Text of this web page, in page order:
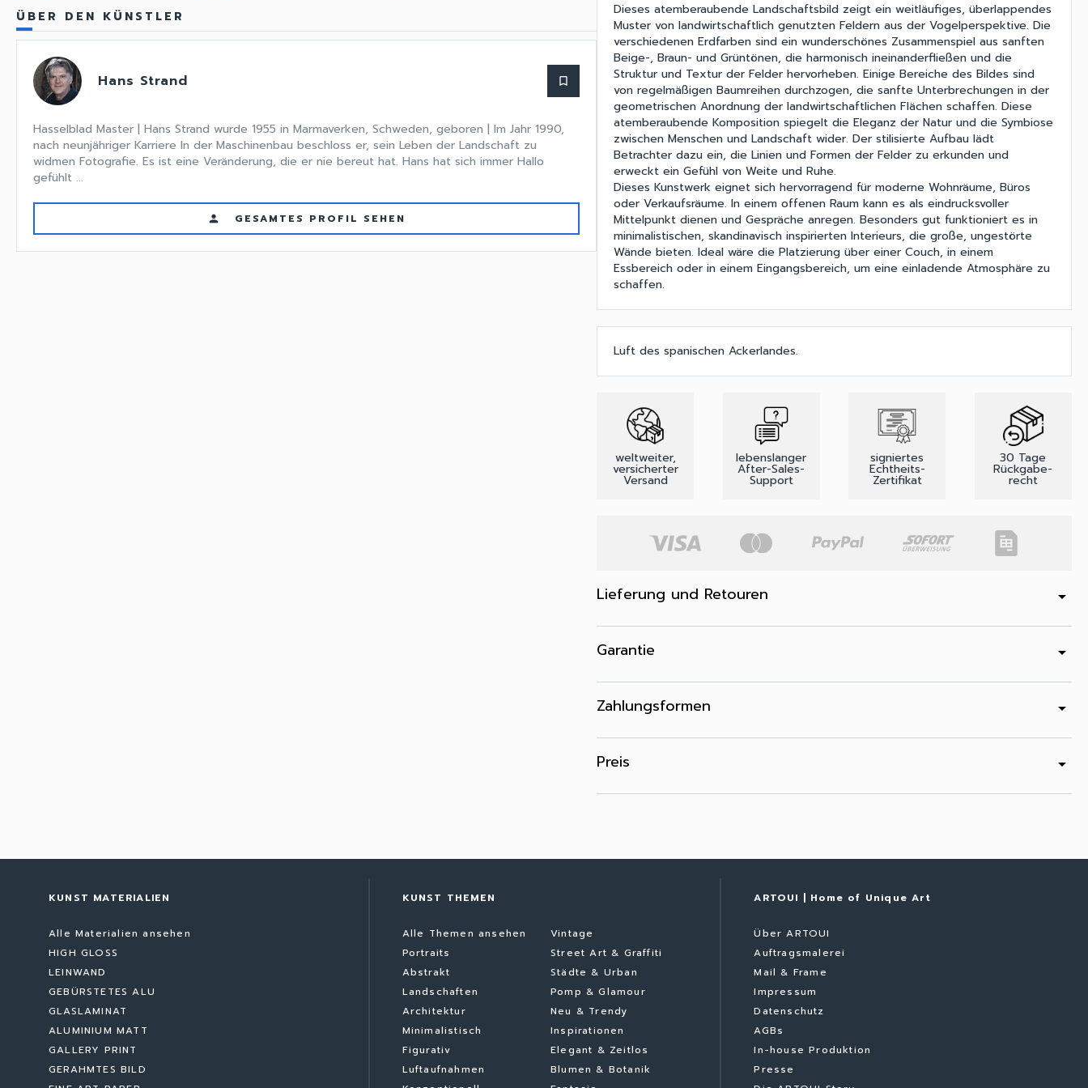
ÜBER DEN KÜNSTLER
Hans Strand bookmark_border
Hasselblad Master | Hans Strand wurde 1955 in Marmaverken, Schweden, geboren | Im Jahr 1990,
nach neunjähriger Karriere In der Maschinenbau beschloss er, sein Leben der Landschaft zu
widmen Fotografie. Es ist eine Veränderung, die er nie bereut hat. Hans hat sich immer Hallo
gefühlt ...
person GESAMTES PROFIL SEHEN
Dieses atemberaubende Landschaftsbild zeigt ein weitläufiges, überlappendes
Muster von landwirtschaftlich genutzten Feldern aus der Vogelperspektive. Die
verschiedenen Erdfarben sind ein wunderschönes Zusammenspiel aus sanften
Beige-, Braun- und Grüntönen, die harmonisch ineinanderfließen und die
Struktur und Textur der Felder hervorheben. Einige Bereiche des Bildes sind
von regelmäßigen Baumreihen durchzogen, die sanfte Unterbrechungen in der
geometrischen Anordnung der landwirtschaftlichen Flächen schaffen. Diese
atemberaubende Komposition spiegelt die Eleganz der Natur und die Symbiose
zwischen Menschen und Landschaft wider. Der stilisierte Aufbau lädt
Betrachter dazu ein, die Linien und Formen der Felder zu erkunden und
erweckt ein Gefühl von Weite und Ruhe.
Dieses Kunstwerk eignet sich hervorragend für moderne Wohnräume, Büros
oder Verkaufsräume. In einem offenen Raum kann es als eindrucksvoller
Mittelpunkt dienen und Gespräche anregen. Besonders gut funktioniert es in
minimalistischen, skandinavisch inspirierten Interieurs, die große, ungestörte
Wände bieten. Ideal wäre die Platzierung über einer Couch, in einem
Essbereich oder in einem Eingangsbereich, um eine einladende Atmosphäre zu
schaffen.
Luft des spanischen Ackerlandes.
weltweiter,
versicherter
Versand
lebenslanger
After-Sales-
Support
signiertes
Echtheits-
Zertifikat
30 Tage
Rückgabe-
recht
Lieferung und Retouren arrow_drop_down
Garantie arrow_drop_down
Zahlungsformen arrow_drop_down
Preis arrow_drop_down
KUNST MATERIALIEN
Alle Materialien ansehen
HIGH GLOSS
LEINWAND
GEBÜRSTETES ALU
GLASLAMINAT
ALUMINIUM MATT
GALLERY PRINT
GERAHMTES BILD
KUNST THEMEN
Alle Themen ansehen
Portraits
Abstrakt
Landschaften
Architektur
Minimalistisch
Figurativ
Luftaufnahmen
Vintage
Street Art & Graffiti
Städte & Urban
Pomp & Glamour
Neu & Trendy
Inspirationen
Elegant & Zeitlos
Blumen & Botanik
ARTOUI | Home of Unique Art
Über ARTOUI
Auftragsmalerei
Mail & Frame
Impressum
Datenschutz
AGBs
In-house Produktion
Presse